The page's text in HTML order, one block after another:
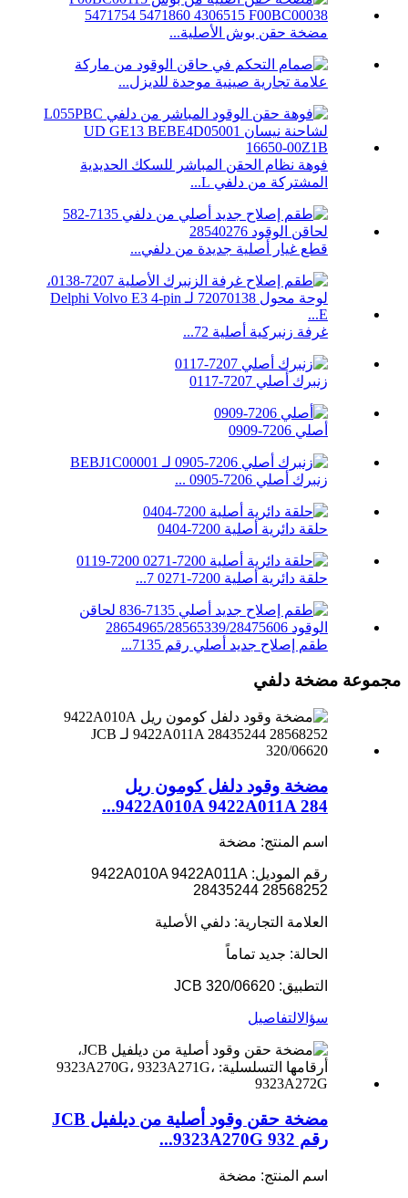
مضخة حقن بوش الأصلية...
علامة تجارية صينية موحدة للديزل...
فوهة نظام الحقن المباشر للسكك الحديدية
المشتركة من دلفي L...
قطع غيار أصلية جديدة من دلفي...
غرفة زنبركية أصلية 72...
زنبرك أصلي 7207-0117
أصلي 7206-0909
زنبرك أصلي 7206-0905 ...
حلقة دائرية أصلية 7200-0404
حلقة دائرية أصلية 7200-0271 7...
طقم إصلاح جديد أصلي رقم 7135...
مجموعة مضخة دلفي
مضخة وقود دلفل كومون ريل
9422A010A 9422A011A 284...
اسم المنتج: مضخة
رقم الموديل: 9422A010A 9422A011A
28435244 28568252
العلامة التجارية: دلفي الأصلية
الحالة: جديد تماماً
التطبيق: JCB 320/06620
سؤالالتفاصيل
مضخة حقن وقود أصلية من ديلفيل JCB
رقم 9323A270G 932...
اسم المنتج: مضخة